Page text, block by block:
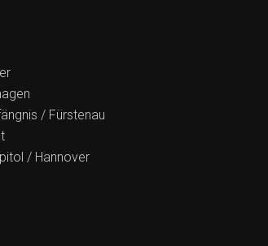
/ Fürstenau
/ Hannover